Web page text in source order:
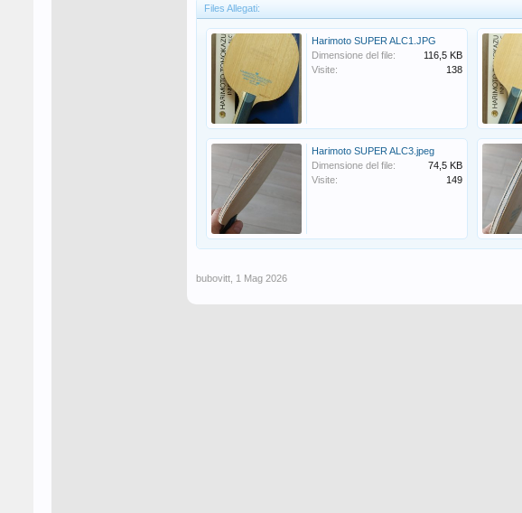
Files Allegati:
Harimoto SUPER ALC1.JPG
Dimensione del file:
116,5 KB
Visite:
138
Harimoto SUPER ALC3.jpeg
Dimensione del file:
74,5 KB
Visite:
149
bubovitt 1 Mag 2026